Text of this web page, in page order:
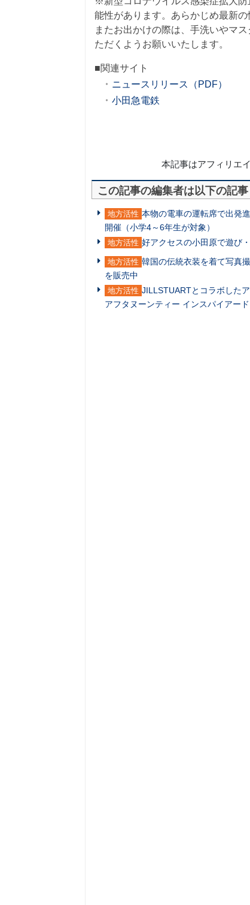
能性があります。あらかじめ最新の
またお出かけの際は、手洗いやマ
ただくようお願いいたします。
■関連サイト
ニュースリリース（PDF）
小田急電鉄
本記事はアフィリエ
この記事の編集者は以下の記
地方活性 本物の電車の運転席で出発
開催（小学4～6年生が対象）
地方活性 好アクセスの小田原で遊び
地方活性 韓国の伝統衣装を着て写真
を販売中
地方活性 JILLSTUARTとコラボした
アフタヌーンティー インスパイアー